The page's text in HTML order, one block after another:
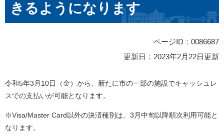
きるようになります
ページID：0086687
更新日：2023年2月22日更新
令和5年3月10日（金）から、新たに市の一部の施設でキャッシュレ
スでの支払いが可能となります。
※Visa/Master Card以外の決済種別は、3月中旬以降順次利用可能と
なります。